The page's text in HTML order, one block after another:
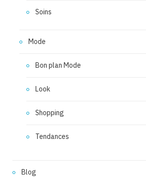
Soins
Mode
Bon plan Mode
Look
Shopping
Tendances
Blog